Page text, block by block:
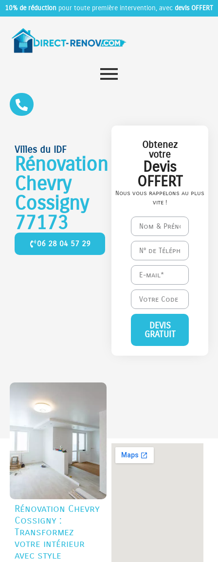
10% de réduction pour toute première intervention, avec devis OFFERT
Villes du IDF
Rénovation
Chevry
Cossigny
77173
06 28 04 57 29
Obtenez
votre
Devis
OFFERT
Nous vous rappelons au plus
vite !
DEVIS
GRATUIT
Rénovation Chevry
Cossigny :
Transformez
votre intérieur
avec style